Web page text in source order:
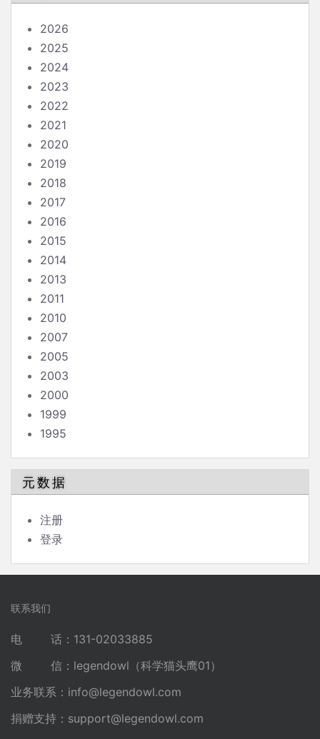
2026
2025
2024
2023
2022
2021
2020
2019
2018
2017
2016
2015
2014
2013
2011
2010
2007
2005
2003
2000
1999
1995
元数据
注册
登录
联系我们
电 话：131-02033885
微 信：legendowl（科学猫头鹰01）
业务联系： info@legendowl.com
捐赠支持： support@legendowl.com